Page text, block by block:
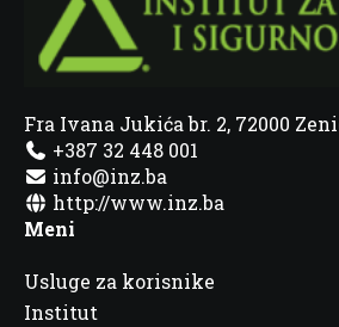
Fra Ivana Jukića br. 2, 72000
+387 32 448 001
info@inz.ba
http://www.inz.ba
Meni
Usluge za korisnike
Institut